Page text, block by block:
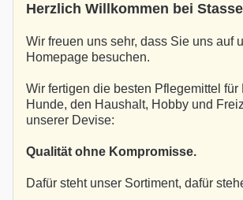
Herzlich Willkommen bei
Wir freuen uns sehr, dass Sie uns auf
Homepage besuchen.
Wir fertigen die besten Pflegemittel für
Hunde, den Haushalt, Hobby und
unserer Devise:
Qualität ohne Kompromisse.
Dafür steht unser Sortiment, dafür